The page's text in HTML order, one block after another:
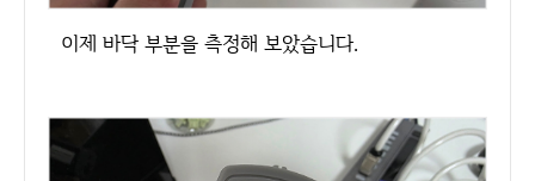
이제 바닥 부분을 측정해 보았습니다.